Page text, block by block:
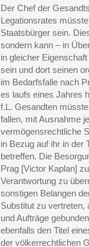
Der Chef der
Legationsrates
Staatsbürger sein.
sondern kann – in
in gleicher
sein und dort seinen
im Bedarfsfalle nach
es laufs eines Jahres
f.L. Gesandten
fallen, mit Ausnahme
vermögensrechtliche
in Bezug auf ihr in der
betreffen. Die
Prag [Victor Kaplan]
Verantwortung zu
sonstigen Belangen
Substitut zu vertreten,
und Aufträge
ebenfalls den Titel
der völkerrechtlichen